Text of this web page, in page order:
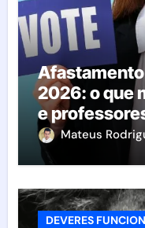
Afastamento no período
2026: o que
e
Portaria
Mateus
DEVERES